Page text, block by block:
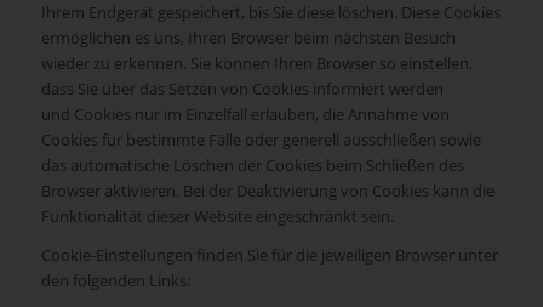
Ihrem Endgerät gespeichert, bis Sie diese löschen. Diese Cookies
ermöglichen es uns, Ihren Browser beim nächsten Besuch
wieder zu erkennen. Sie können Ihren Browser so einstellen,
dass Sie über das Setzen von Cookies informiert werden
und Cookies nur im Einzelfall erlauben, die Annahme von
Cookies für bestimmte Fälle oder generell ausschließen sowie
das automatische Löschen der Cookies beim Schließen des
Browser aktivieren. Bei der Deaktivierung von Cookies kann die
Funktionalität dieser Website eingeschränkt sein.
Cookie-Einstellungen ﬁnden Sie für die jeweiligen Browser unter
den folgenden Links: